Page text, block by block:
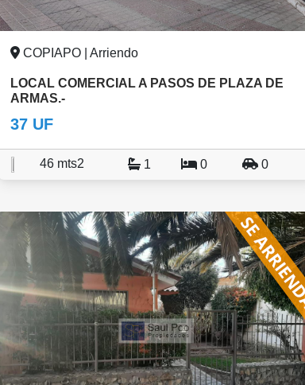
COPIAPO | Arriendo
LOCAL COMERCIAL A PASOS DE PLAZA DE
ARMAS.-
37 UF
46 mts2 1 0 0